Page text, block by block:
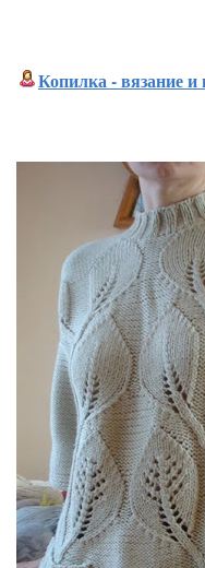
Копилка - вязание и